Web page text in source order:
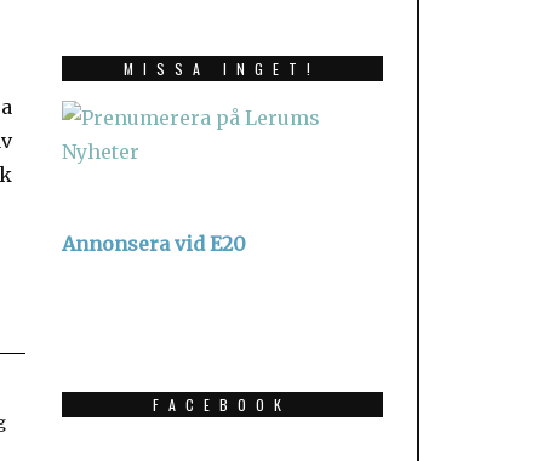
MISSA INGET!
Annonsera vid E20
FACEBOOK